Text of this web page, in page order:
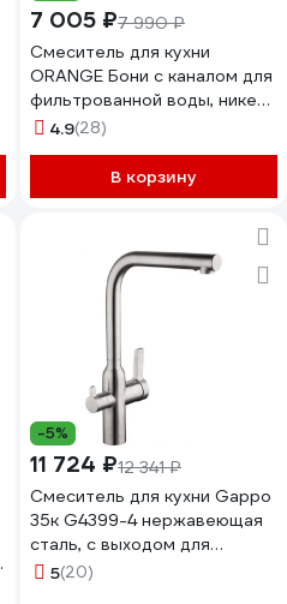
7 005 ₽7 990 ₽
Смеситель для кухни
ORANGE Бони с каналом для
фильтрованной воды, никель
M15-008ni
4.9(28)
В корзину
-5%
11 724 ₽12 341 ₽
Смеситель для кухни Gappo
35к G4399-4 нержавеющая
сталь, с выходом для
питьевого фильтра 547650
5(20)